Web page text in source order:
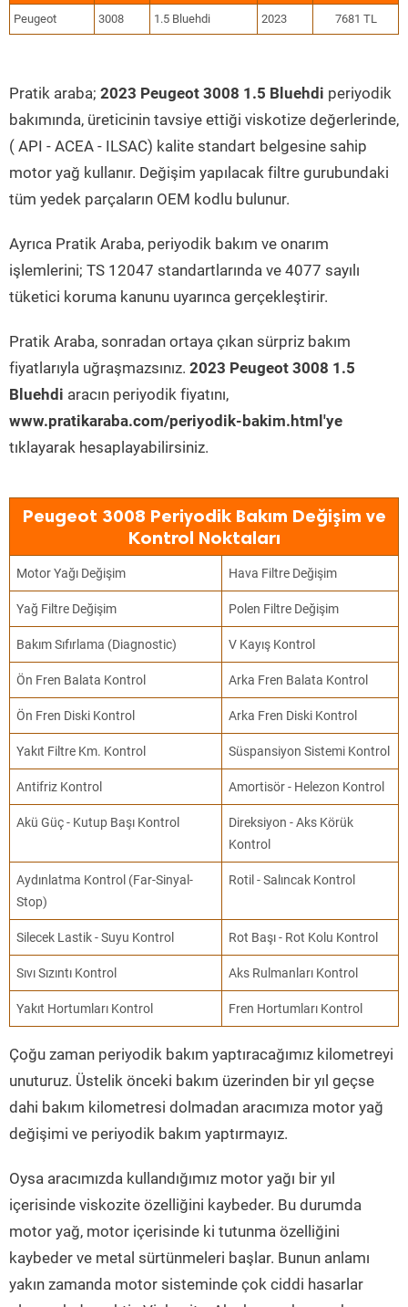
Peugeot 3008 1.5 Bluehdi 2023 7681 TL
Pratik araba; 2023 Peugeot 3008 1.5 Bluehdi periyodik
bakımında, üreticinin tavsiye ettiği viskotize değerlerinde,
( API - ACEA - ILSAC) kalite standart belgesine sahip
motor yağ kullanır. Değişim yapılacak filtre gurubundaki
tüm yedek parçaların OEM kodlu bulunur.
Ayrıca Pratik Araba, periyodik bakım ve onarım
işlemlerini; TS 12047 standartlarında ve 4077 sayılı
tüketici koruma kanunu uyarınca gerçekleştirir.
Pratik Araba, sonradan ortaya çıkan sürpriz bakım
fiyatlarıyla uğraşmazsınız. 2023 Peugeot 3008 1.5
Bluehdi aracın periyodik fiyatını,
www.pratikaraba.com/periyodik-bakim.html'ye
tıklayarak hesaplayabilirsiniz.
Peugeot 3008 Periyodik Bakım Değişim ve
Kontrol Noktaları
Motor Yağı Değişim Hava Filtre Değişim
Yağ Filtre Değişim Polen Filtre Değişim
Bakım Sıfırlama (Diagnostic) V Kayış Kontrol
Ön Fren Balata Kontrol Arka Fren Balata Kontrol
Ön Fren Diski Kontrol Arka Fren Diski Kontrol
Yakıt Filtre Km. Kontrol Süspansiyon Sistemi Kontrol
Antifriz Kontrol Amortisör - Helezon Kontrol
Akü Güç - Kutup Başı Kontrol
Direksiyon - Aks Körük
Kontrol
Aydınlatma Kontrol (Far-Sinyal-
Stop)
Rotil - Salıncak Kontrol
Silecek Lastik - Suyu Kontrol Rot Başı - Rot Kolu Kontrol
Sıvı Sızıntı Kontrol Aks Rulmanları Kontrol
Yakıt Hortumları Kontrol Fren Hortumları Kontrol
Çoğu zaman periyodik bakım yaptıracağımız kilometreyi
unuturuz. Üstelik önceki bakım üzerinden bir yıl geçse
dahi bakım kilometresi dolmadan aracımıza motor yağ
değişimi ve periyodik bakım yaptırmayız.
Oysa aracımızda kullandığımız motor yağı bir yıl
içerisinde viskozite özelliğini kaybeder. Bu durumda
motor yağ, motor içerisinde ki tutunma özelliğini
kaybeder ve metal sürtünmeleri başlar. Bunun anlamı
yakın zamanda motor sisteminde çok ciddi hasarlar